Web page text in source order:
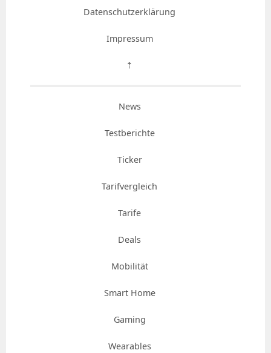
Datenschutzerklärung
Impressum
⇡
News
Testberichte
Ticker
Tarifvergleich
Tarife
Deals
Mobilität
Smart Home
Gaming
Wearables